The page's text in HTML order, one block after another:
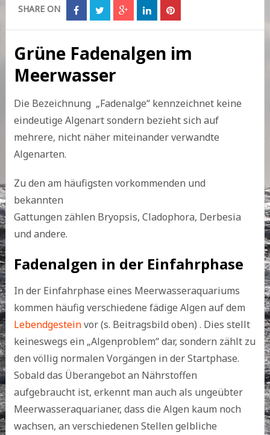
SHARE ON
Grüne Fadenalgen im
Meerwasser
Die Bezeichnung „Fadenalge“ kennzeichnet keine
eindeutige Algenart sondern bezieht sich auf
mehrere, nicht näher miteinander verwandte
Algenarten.
Zu den am häufigsten vorkommenden und
bekannten
Gattungen zählen Bryopsis, Cladophora, Derbesia
und andere.
Fadenalgen in der Einfahrphase
In der Einfahrphase eines Meerwasseraquariums
kommen häufig verschiedene fädige Algen auf dem
Lebendgesteinvor (s. Beitragsbild oben) . Dies stellt
keineswegs ein „Algenproblem“ dar, sondern zählt zu
den völlig normalen Vorgängen in der Startphase.
Sobald das Überangebot an Nährstoffen
aufgebraucht ist, erkennt man auch als ungeübter
Meerwasseraquarianer, dass die Algen kaum noch
wachsen, an verschiedenen Stellen gelbliche